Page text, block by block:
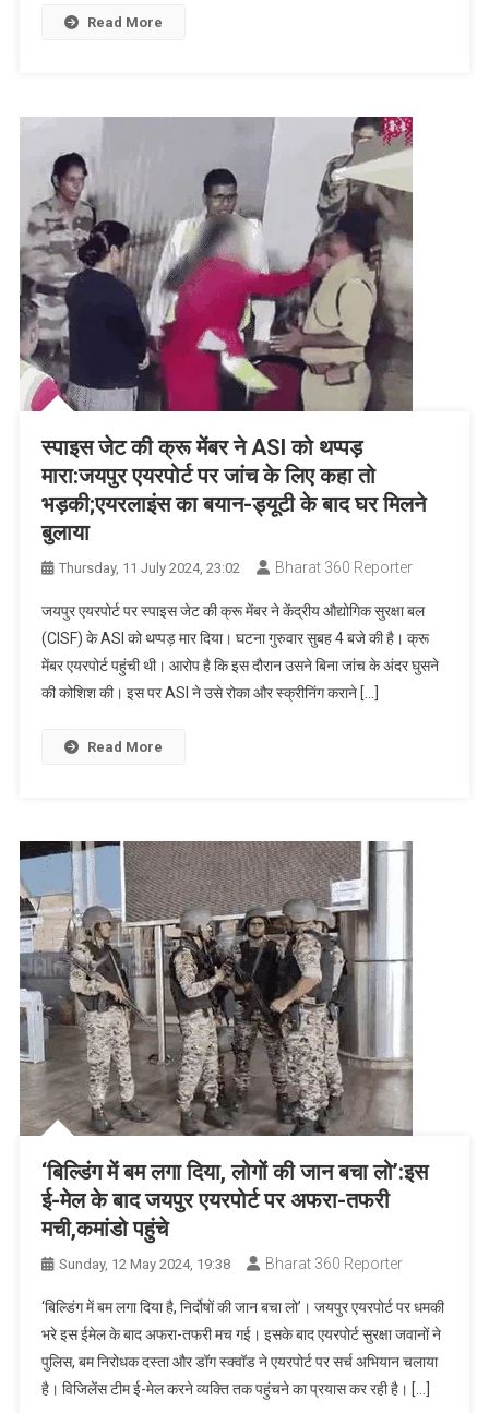
Read More
स्पाइस जेट की क्रू मेंबर ने ASI को थप्पड़
मारा:जयपुर एयरपोर्ट पर जांच के लिए कहा तो
भड़की;एयरलाइंस का बयान-ड्यूटी के बाद घर मिलने
बुलाया
Thursday, 11 July 2024, 23:02 Bharat 360 Reporter
जयपुर एयरपोर्ट पर स्पाइस जेट की क्रू मेंबर ने केंद्रीय औद्योगिक सुरक्षा बल
(CISF) के ASI को थप्पड़ मार दिया। घटना गुरुवार सुबह 4 बजे की है। क्रू
मेंबर एयरपोर्ट पहुंची थी। आरोप है कि इस दौरान उसने बिना जांच के अंदर घुसने
की कोशिश की। इस पर ASI ने उसे रोका और स्क्रीनिंग कराने […]
Read More
‘बिल्डिंग में बम लगा दिया, लोगों की जान बचा लो’:इस
ई-मेल के बाद जयपुर एयरपोर्ट पर अफरा-तफरी
मची,कमांडो पहुंचे
Sunday, 12 May 2024, 19:38 Bharat 360 Reporter
‘बिल्डिंग में बम लगा दिया है, निर्दोषों की जान बचा लो’। जयपुर एयरपोर्ट पर धमकी
भरे इस ईमेल के बाद अफरा-तफरी मच गई। इसके बाद एयरपोर्ट सुरक्षा जवानों ने
पुलिस, बम निरोधक दस्ता और डॉग स्क्वॉड ने एयरपोर्ट पर सर्च अभियान चलाया
है। विजिलेंस टीम ई-मेल करने व्यक्ति तक पहुंचने का प्रयास कर रही है। […]